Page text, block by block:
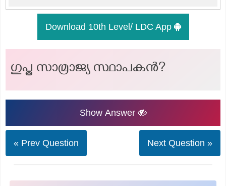
Download 10th Level/ LDC App
ഗുപ്ത സാമ്രാജ്യ സ്ഥാപകൻ?
Show Answer
« Prev Question Next Question »